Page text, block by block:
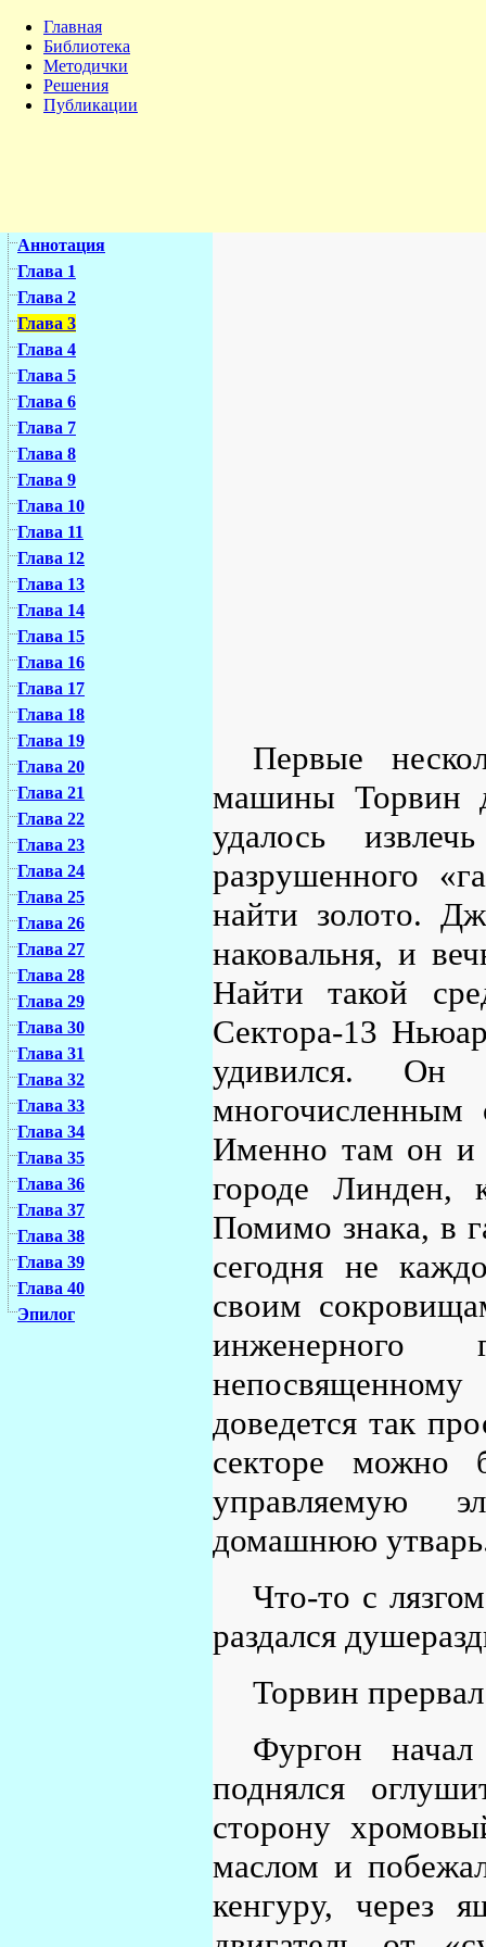
Главная
Библиотека
Методички
Решения
Публикации
Аннотация
Глава 1
Глава 2
Глава 3
Глава 4
Глава 5
Глава 6
Глава 7
Глава 8
Глава 9
Глава 10
Глава 11
Глава 12
Глава 13
Глава 14
Глава 15
Глава 16
Глава 17
Глава 18
Глава 19
Глава 20
Глава 21
Глава 22
Глава 23
Глава 24
Глава 25
Глава 26
Глава 27
Глава 28
Глава 29
Глава 30
Глава 31
Глава 32
Глава 33
Глава 34
Глава 35
Глава 36
Глава 37
Глава 38
Глава 39
Глава 40
Эпилог
Первые
машины Торвин
удалось
разрушенного
найти золото.
наковальня, и
Найти такой
Сектора-13
удивился.
многочисленным
Именно там он и
городе Линден,
Помимо знака, в
сегодня не
своим
доведется так
секторе можно
управляемую
домашнюю
Что-то с
раздался
Торвин
Фургон
поднялся
сторону
маслом и
кенгуру, через